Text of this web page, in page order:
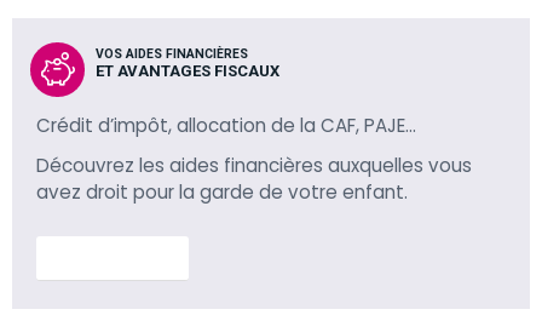
VOS AIDES FINANCIÈRES
ET AVANTAGES FISCAUX
Crédit d’impôt, allocation de la CAF, PAJE…
Découvrez les aides financières auxquelles vous
avez droit pour la garde de votre enfant.